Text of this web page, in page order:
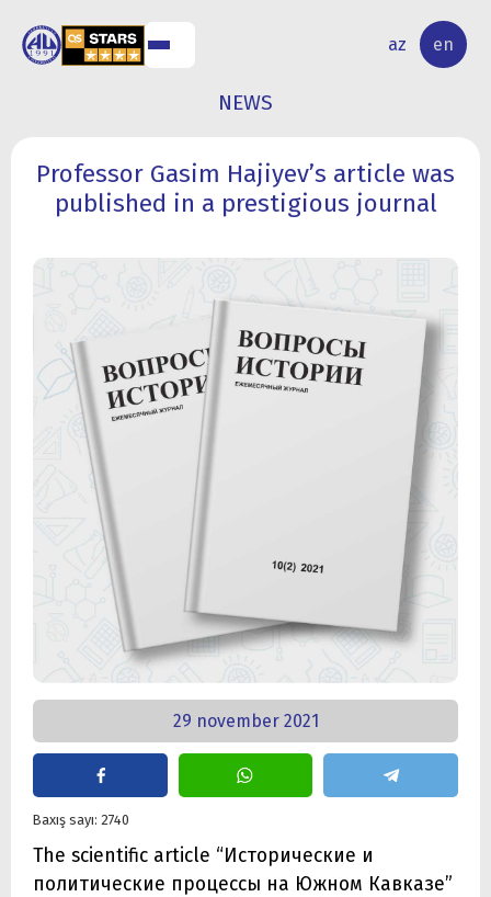
az en
RESEARCH
ACTIVITY
NEWS
Professor Gasim Hajiyev’s article was
published in a prestigious journal
29 november 2021
Baxış sayı: 2740
The scientific article “Исторические и
политические процессы на Южном Кавказе”